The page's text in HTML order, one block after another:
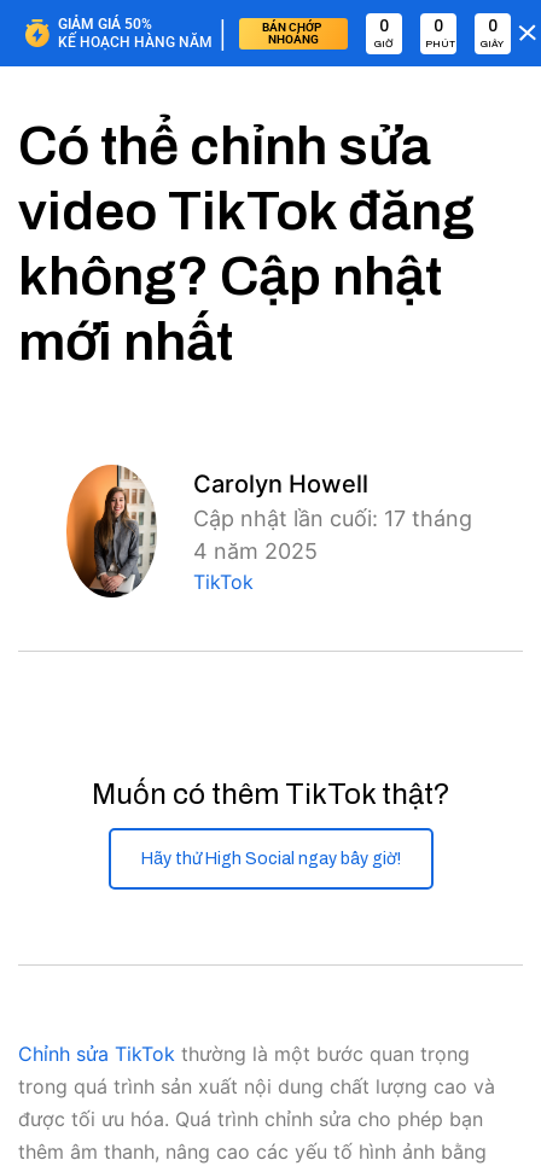
GIẢM GIÁ 50%
KẾ HOẠCH HÀNG NĂM |
BÁN CHỚP
NHOÁNG
0
GIỜ
0
PHÚT
0
GIÂY
Có thể chỉnh sửa
video TikTok đăng
không? Cập nhật
mới nhất
Carolyn Howell
Cập nhật lần cuối: 17 tháng
4 năm 2025
TikTok
Muốn có thêm TikTok thật?
Hãy thử High Social ngay bây giờ!
Chỉnh sửa TikTok thường là một bước quan trọng
trong quá trình sản xuất nội dung chất lượng cao và
được tối ưu hóa. Quá trình chỉnh sửa cho phép bạn
thêm âm thanh, nâng cao các yếu tố hình ảnh bằng